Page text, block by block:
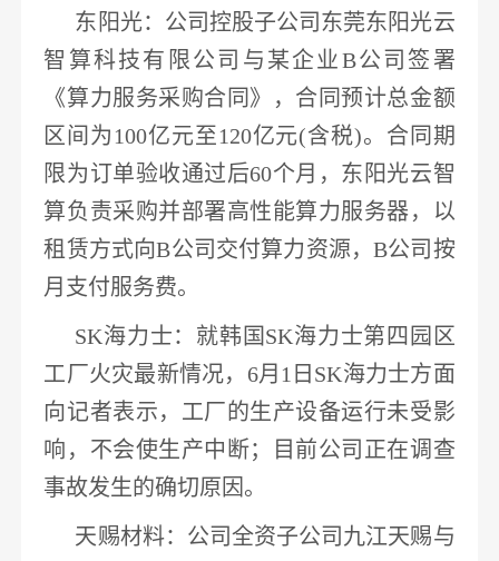
东阳光：公司控股子公司东莞东阳光云
智算科技有限公司与某企业B公司签署
《算力服务采购合同》， 合同预计总金额
区间为 100亿元至120亿元(含税)。合同期
限为订单验收通过后60个月， 东阳光云智
算负责采购并部署高性能算力服务器，以
租赁方式向B公司交付算力资源，B公司按
月支付服务费。
SK海力士：就韩国 SK海力士第四园区
工厂火灾最新情况，6月1日SK海力士方面
向记者表示， 工厂的生产设备运行未受影
响，不会使生产中断；目前公司正在调查
事故发生的确切原因。
天赐材料：公司全资子公司九江天赐与